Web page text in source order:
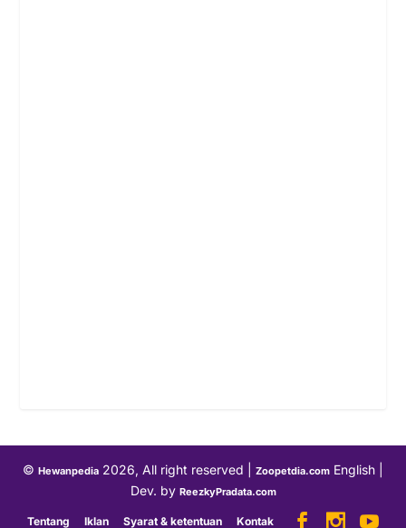
© Hewanpedia 2026, All right reserved | Zoopetdia.com English |
Dev. by ReezkyPradata.com
Tentang Iklan Syarat & ketentuan Kontak